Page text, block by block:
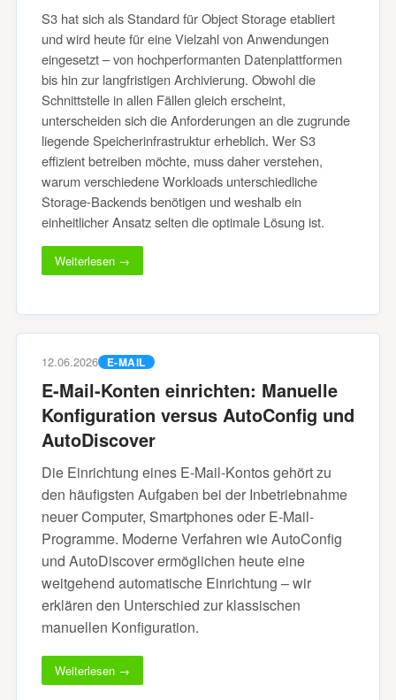
S3 hat sich als Standard für Object Storage etabliert
und wird heute für eine Vielzahl von Anwendungen
eingesetzt – von hochperformanten Datenplattformen
bis hin zur langfristigen Archivierung. Obwohl die
Schnittstelle in allen Fällen gleich erscheint,
unterscheiden sich die Anforderungen an die zugrunde
liegende Speicherinfrastruktur erheblich. Wer S3
effizient betreiben möchte, muss daher verstehen,
warum verschiedene Workloads unterschiedliche
Storage-Backends benötigen und weshalb ein
einheitlicher Ansatz selten die optimale Lösung ist.
Weiterlesen →
12.06.2026 E-MAIL
E-Mail-Konten einrichten: Manuelle
Konfiguration versus AutoConfig und
AutoDiscover
Die Einrichtung eines E-Mail-Kontos gehört zu
den häufigsten Aufgaben bei der Inbetriebnahme
neuer Computer, Smartphones oder E-Mail-
Programme. Moderne Verfahren wie AutoConfig
und AutoDiscover ermöglichen heute eine
weitgehend automatische Einrichtung – wir
erklären den Unterschied zur klassischen
manuellen Konfiguration.
Weiterlesen →